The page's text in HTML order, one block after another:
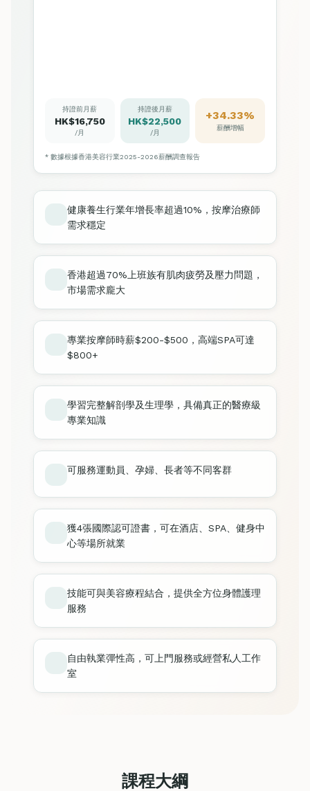
持證前月薪
HK$16,750
/月
持證後月薪
HK$22,500
/月
+34.33%
薪酬增幅
* 數據根據香港美容行業2025-2026薪酬調查報告
健康養生行業年增長率超過10%，按摩治療師
需求穩定
香港超過70%上班族有肌肉疲勞及壓力問題，
市場需求龐大
專業按摩師時薪$200-$500，高端SPA可達
$800+
學習完整解剖學及生理學，具備真正的醫療級
專業知識
可服務運動員、孕婦、長者等不同客群
獲4張國際認可證書，可在酒店、SPA、健身中
心等場所就業
技能可與美容療程結合，提供全方位身體護理
服務
自由執業彈性高，可上門服務或經營私人工作
室
課程大綱